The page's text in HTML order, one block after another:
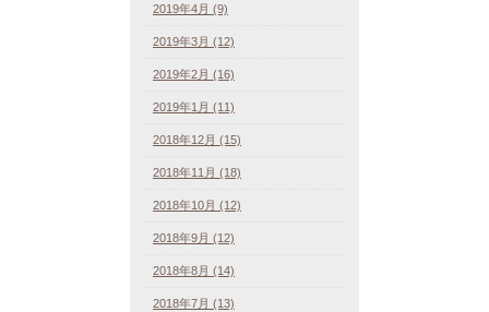
2019年4月 (9)
2019年3月 (12)
2019年2月 (16)
2019年1月 (11)
2018年12月 (15)
2018年11月 (18)
2018年10月 (12)
2018年9月 (12)
2018年8月 (14)
2018年7月 (13)